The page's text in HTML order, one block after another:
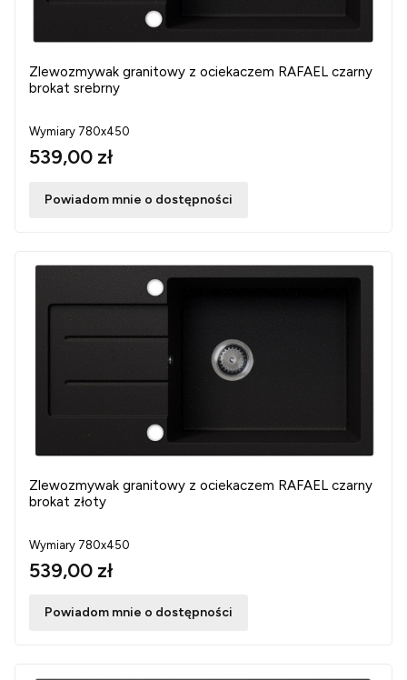
Zlewozmywak granitowy z ociekaczem RAFAEL czarny
brokat srebrny
Wymiary 780x450
539,00 zł
Powiadom mnie o dostępności
Zlewozmywak granitowy z ociekaczem RAFAEL czarny
brokat złoty
Wymiary 780x450
539,00 zł
Powiadom mnie o dostępności